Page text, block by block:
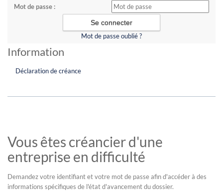
Mot de passe :
Mot de passe oublié ?
Information
Déclaration de créance
Vous êtes créancier d'une
entreprise en difficulté
Demandez votre identifiant et votre mot de passe afin d'accéder à des
informations spécifiques de l'état d'avancement du dossier.